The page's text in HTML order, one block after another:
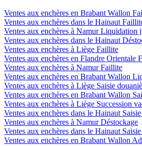
Ventes aux enchères en Brabant Wallon
Ventes aux enchères dans le Hainaut
Ventes aux enchères à Namur Liquidation
Ventes aux enchères dans le Hainaut
Ventes aux enchères à Liège Faillite
Ventes aux enchères en Flandre Orientale
Ventes aux enchères à Namur Faillite
Ventes aux enchères en Brabant Wallon
Ventes aux enchères à Liège Saisie
Ventes aux enchères en Brabant Wallon
Ventes aux enchères à Liège Succession
Ventes aux enchères dans le Hainaut
Ventes aux enchères à Namur Déstockage
Ventes aux enchères dans le Hainaut
Ventes aux enchères en Brabant Wallon